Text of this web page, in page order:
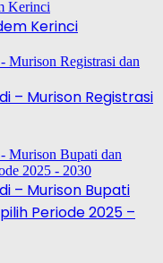
Kerinci
– Murison Registrasi
– Murison Bupati
Periode 2025 –